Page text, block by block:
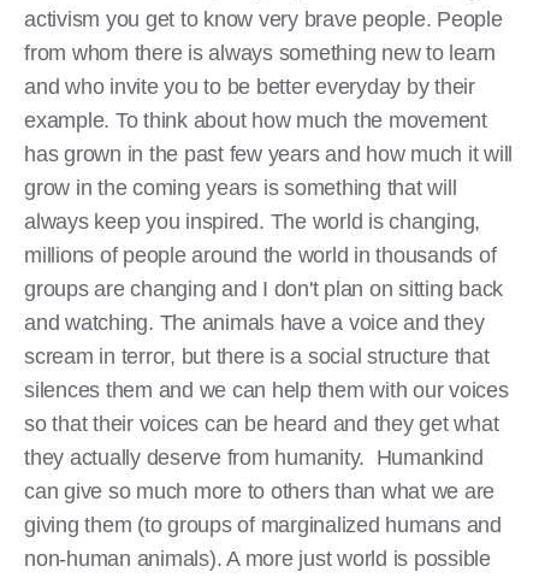
activism you get to know very brave people. People
from whom there is always something new to learn
and who invite you to be better everyday by their
example. To think about how much the movement
has grown in the past few years and how much it will
grow in the coming years is something that will
always keep you inspired. The world is changing,
millions of people around the world in thousands of
groups are changing and I don't plan on sitting back
and watching. The animals have a voice and they
scream in terror, but there is a social structure that
silences them and we can help them with our voices
so that their voices can be heard and they get what
they actually deserve from humanity. Humankind
can give so much more to others than what we are
giving them (to groups of marginalized humans and
non-human animals). A more just world is possible